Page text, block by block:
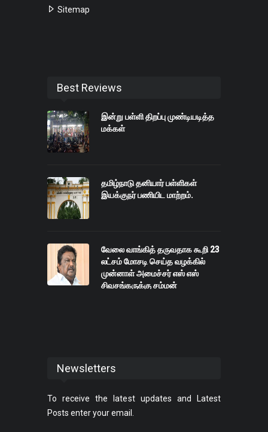
Sitemap
Best Reviews
இன்று பள்ளி திறப்பு முண்டியடித்த
மக்கள்
தமிழ்நாடு தனியார் பள்ளிகள்
இயக்குநர் பணியிட மாற்றம்.
வேலை வாங்கித் தருவதாக கூறி 23
லட்சம் மோசடி செய்த வழக்கில்
முன்னாள் அமைச்சர் எஸ் எஸ்
சிவசங்கருக்கு சம்மன்
Newsletters
To receive the latest updates and Latest
Posts enter your email.